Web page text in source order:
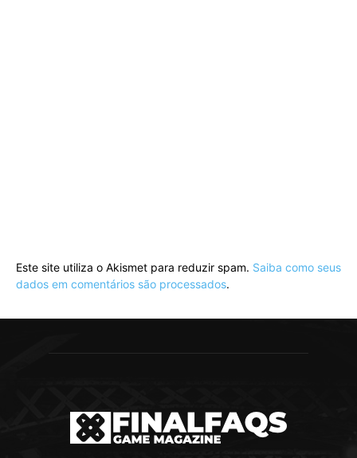
Este site utiliza o Akismet para reduzir spam. Saiba como seus
dados em comentários são processados.